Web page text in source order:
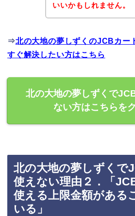
いいかもしれません。
⇒北の大地の夢しずくのJCBカー
すぐ解決したい方はこちら
北の大地の夢しずくで
ない方はこちらを
北の大地の夢しずくで
使えない理由２．「
使える上限金額がある
いる」